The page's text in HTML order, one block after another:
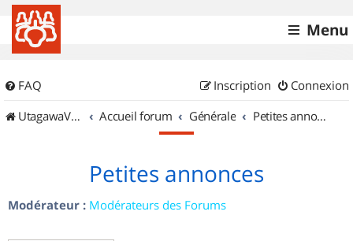
Menu
FAQ Connexion
Inscription
UtagawaVTT (Randos VTT et VTTAE avec traces GPS)
Accueil forum Générale Petites annonces
Petites annonces
Modérateur : Modérateurs des Forums